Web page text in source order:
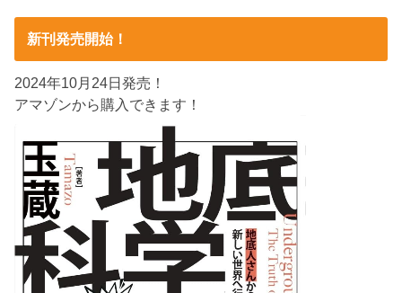
新刊発売開始！
2024年10月24日発売！
アマゾンから購入できます！